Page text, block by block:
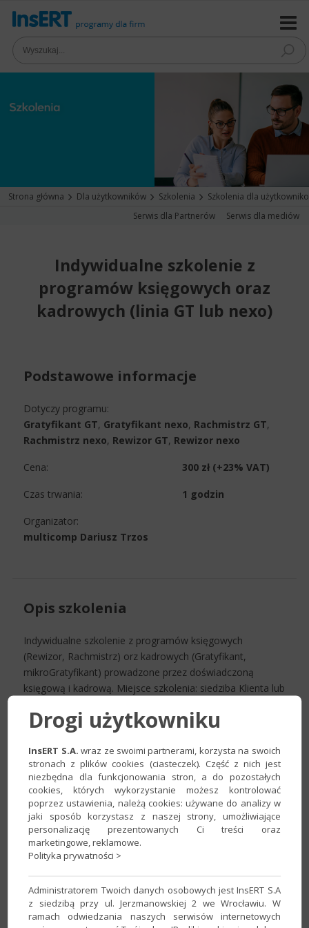
Strona główna Dla użytkowników Szkolenia
Szkolenia dla
Serwis dla Partnerów
Serwis dla mediów
Indywidualne szkolenie z
programów księgowych oraz
kadrowych (linia GT lub nexo)
Podstawowe informacje
Dotyczy programu:
Gratyfikant GT, Gratyfikant nexo, Rachmistrz GT,
Rachmistrz nexo, Rewizor GT, Rewizor nexo
Cena: 300 zł (+23% VAT)
Czas trwania: 1 godzin
Organizator:
multicomp Dariusz Trzos
Opis szkolenia
Indywidualne szkolenie z programów księgowych
(Rewizor, Rachmistrz) orz kadrowych (Gratyfikant,
mikroGratyfikant) prowadzone przez doświadczoną
księgową i kadrową. Miejsce szkolenia: siedziba Klienta lub
Koszt szkolenia: 300 zł netto za każdą rozpoczętą godzinę
szkolenia. Koszt dojazdu: w obrębie Krakowa wliczony w
cenę, poza Krakowem ustalany indywidualnie Tematyka
oraz zakres szkolenia: dowolna, do uzgodnienia przed lub
w trakcie szkolenia. Poziom trudności: od początkujących
przez średniozaawansowanych do zaawansowanych.
Zapraszam do kontaktu Dariusz Trzos, 600 38 33 55,
poczta@multicomp.pl
Lokalizacja szkolenia i kontakt
Miasto: Kraków
Drogi użytkowniku
InsERT S.A. wraz ze swoimi partnerami, korzysta na swoich
stronach z plików cookies (ciasteczek). Część z nich jest
niezbędna dla funkcjonowania stron, a do pozostałych
cookies, których wykorzystanie możesz kontrolować
poprzez ustawienia, należą cookies: używane do analizy w
jaki sposób korzystasz z naszej strony, umożliwiające
personalizację prezentowanych Ci treści oraz
marketingowe, reklamowe.
Polityka prywatności >
Administratorem Twoich danych osobowych jest InsERT S.A
z siedzibą przy ul. Jerzmanowskiej 2 we Wrocławiu. W
ramach odwiedzania naszych serwisów internetowych